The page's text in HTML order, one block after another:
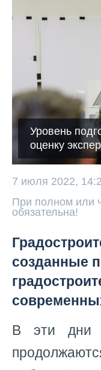
Уровень
оценку
7 июля 2022,
При полном или
обязательна!
созданные
В эти дни в